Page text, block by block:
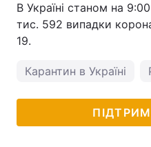
В Україні станом на
тис. 592 випадки
19.
Карантин в Україні